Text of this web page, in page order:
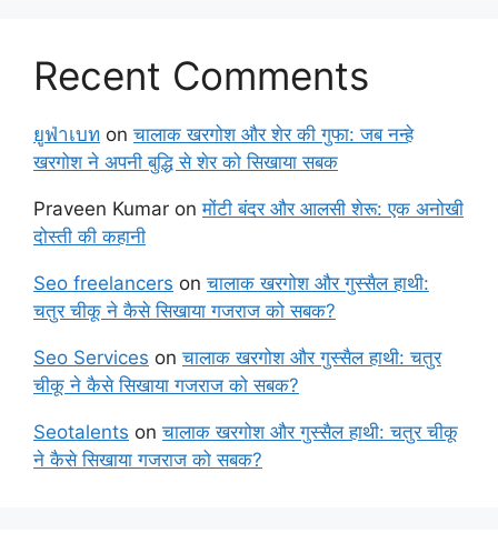
Recent Comments
ยูฟ่าเบท onचालाक खरगोश और शेर की गुफा: जब नन्हे
खरगोश ने अपनी बुद्धि से शेर को सिखाया सबक
Praveen Kumar onमोंटी बंदर और आलसी शेरू: एक अनोखी
दोस्ती की कहानी
Seo freelancers onचालाक खरगोश और गुस्सैल हाथी:
चतुर चीकू ने कैसे सिखाया गजराज को सबक?
Seo Services onचालाक खरगोश और गुस्सैल हाथी: चतुर
चीकू ने कैसे सिखाया गजराज को सबक?
Seotalents onचालाक खरगोश और गुस्सैल हाथी: चतुर चीकू
ने कैसे सिखाया गजराज को सबक?